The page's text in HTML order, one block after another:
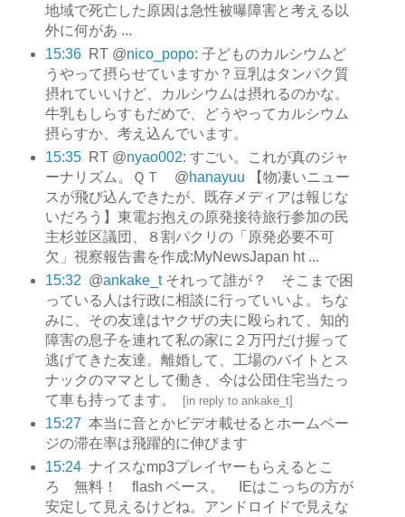
地域で死亡した原因は急性被曝障害と考える以
外に何があ ...
15:36
RT @nico_popo: 子どものカルシウムど
うやって摂らせていますか？豆乳はタンパク質
摂れていいけど、カルシウムは摂れるのかな。
牛乳もしらすもだめで、どうやってカルシウム
摂らすか、考え込んでいます。
15:35
RT @nyao002: すごい。これが真のジャ
ーナリズム。ＱＴ @hanayuu 【物凄いニュー
スが飛び込んできたが、既存メディアは報じな
いだろう】東電お抱えの原発接待旅行参加の民
主杉並区議団、８割パクリの「原発必要不可
欠」視察報告書を作成:MyNewsJapan ht ...
15:32 @ankake_tそれって誰が？ そこまで困
っている人は行政に相談に行っていいよ。ちな
みに、その友達はヤクザの夫に殴られて、知的
障害の息子を連れて私の家に２万円だけ握って
逃げてきた友達。離婚して、工場のバイトとス
ナックのママとして働き、今は公団住宅当たっ
て車も持ってます。
[in reply to ankake_t]
15:27 本当に音とかビデオ載せるとホームペー
ジの滞在率は飛躍的に伸びます
15:24 ナイスなmp3プレイヤーもらえるとこ
ろ 無料！ flash ベース。 IEはこっちの方が
安定して見えるけどね。アンドロイドで見えな